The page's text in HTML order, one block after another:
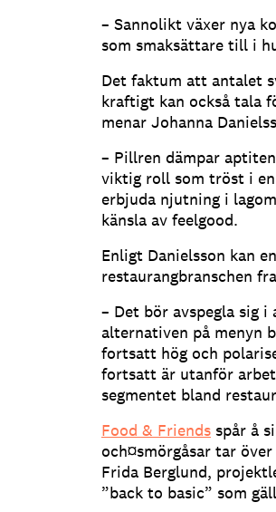
– Sannolikt växer nya
som smaksättare till i
Det faktum att antalet
kraftigt kan också tala
menar Johanna
– Pillren dämpar
viktig roll som tröst i
erbjuda njutning i
känsla av feelgood.
Enligt Danielsson kan
restaurangbranschen
– Det bör avspegla sig
alternativen på menyn
fortsatt hög och
fortsatt är utanför
segmentet bland
Food & Friends spår å
och¤smörgåsar tar
Frida Berglund,
”back to basic” som